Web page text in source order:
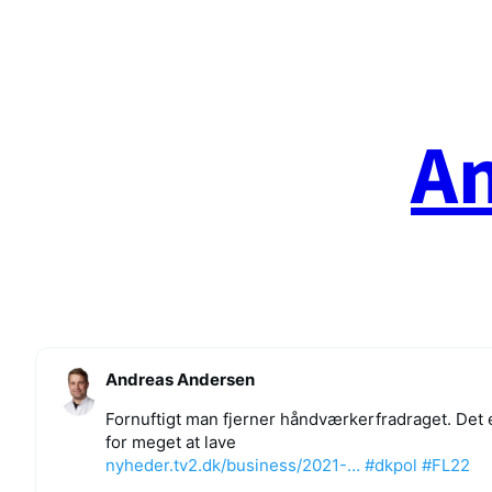
Andreas Andersen
Fornuftigt man fjerner håndværkerfradraget.
for meget at lave
nyheder.tv2.dk/business/2021-… #dkpol #FL22